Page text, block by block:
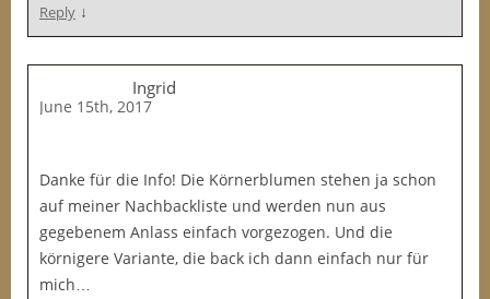
Reply ↓
Ingrid
June 15th, 2017
Danke für die Info! Die Körnerblumen stehen ja schon
auf meiner Nachbackliste und werden nun aus
gegebenem Anlass einfach vorgezogen. Und die
körnigere Variante, die back ich dann einfach nur für
mich…